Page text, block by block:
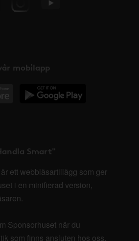
mobilapp
Smart"
ett webbläsartillägg som ger
i en minifierad version,
Sponsorhuset när du
som finns ansluten hos oss.